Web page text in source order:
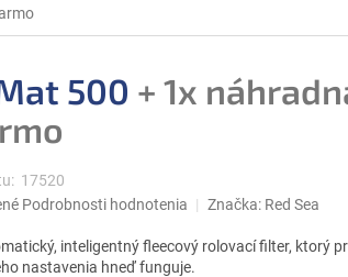
500 + 1x
17520
Podrobnosti hodnotenia Značka: Red Sea
inteligentný fleecový rolovací filter, ktorý
nastavenia hneď funguje.